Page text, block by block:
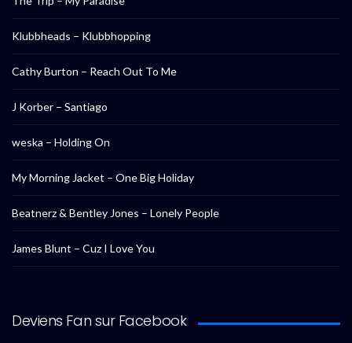
Klubbheads – Klubbhopping
Cathy Burton – Reach Out To Me
J Korber – Santiago
weska – Holding On
My Morning Jacket – One Big Holiday
Beatnerz & Bentley Jones – Lonely People
James Blunt – Cuz I Love You
Deviens Fan sur Facebook